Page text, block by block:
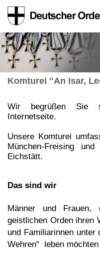
Komturei "An Isar,
Wir begrüßen Sie
Internetseite.
Unsere Komturei
München-Freising
Eichstätt.
Das sind wir
Männer und
geistlichen Orden ihren
und Familiarinnen
Wehren“ leben möchten